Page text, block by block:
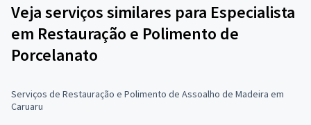
Veja serviços similares para Especialista
em Restauração e Polimento de
Porcelanato
Serviços de Restauração e Polimento de Assoalho de Madeira em
Caruaru